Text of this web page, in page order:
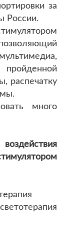
за
России.
распечатку
много